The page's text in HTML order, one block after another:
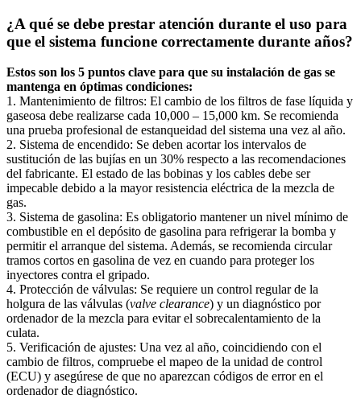
¿A qué se debe prestar atención durante el uso para
que el sistema funcione correctamente durante años?
Estos son los 5 puntos clave para que su instalación de gas se
mantenga en óptimas condiciones:
1. Mantenimiento de filtros: El cambio de los filtros de fase líquida y
gaseosa debe realizarse cada 10,000 – 15,000 km. Se recomienda
una prueba profesional de estanqueidad del sistema una vez al año.
2. Sistema de encendido: Se deben acortar los intervalos de
sustitución de las bujías en un 30% respecto a las recomendaciones
del fabricante. El estado de las bobinas y los cables debe ser
impecable debido a la mayor resistencia eléctrica de la mezcla de
gas.
3. Sistema de gasolina: Es obligatorio mantener un nivel mínimo de
combustible en el depósito de gasolina para refrigerar la bomba y
permitir el arranque del sistema. Además, se recomienda circular
tramos cortos en gasolina de vez en cuando para proteger los
inyectores contra el gripado.
4. Protección de válvulas: Se requiere un control regular de la
holgura de las válvulas (valve clearance) y un diagnóstico por
ordenador de la mezcla para evitar el sobrecalentamiento de la
culata.
5. Verificación de ajustes: Una vez al año, coincidiendo con el
cambio de filtros, compruebe el mapeo de la unidad de control
(ECU) y asegúrese de que no aparezcan códigos de error en el
ordenador de diagnóstico.